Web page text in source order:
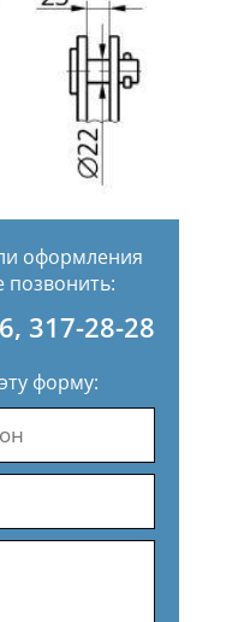
оформления
позвонить:
, 317-28-28
форму: